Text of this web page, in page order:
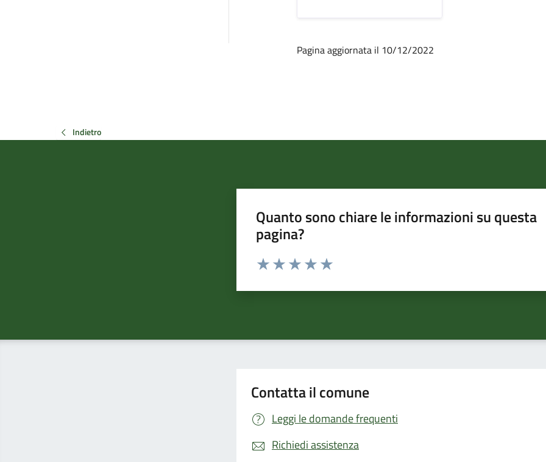
Pagina aggiornata il 10/12/2022
Indietro
Quanto sono chiare le informazioni su questa
pagina?
Valuta da 1 a 5 stelle la pagina
Contatta il comune
Leggi le domande frequenti
Richiedi assistenza